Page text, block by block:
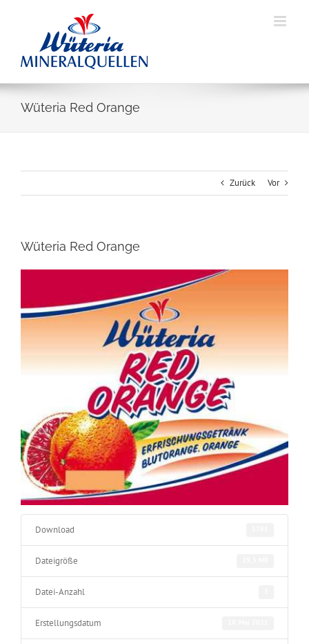
Wüteria Red Orange
Zurück Vor
Wüteria Red Orange
Download
Dateigröße
Datei-Anzahl
Erstellungsdatum